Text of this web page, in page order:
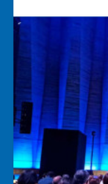
boldy. Bu şatlykly
Türkmen halkynyň Milli Lideri,
tagallalarynyň netijesinde
hem-de onuň
ussatlaryny, zehinli
Ýaponiýa, Türkiýe,
de başga-da ençeme
öwrenijiler
bäsleşige
derejesinde baha
medeniýetiniň